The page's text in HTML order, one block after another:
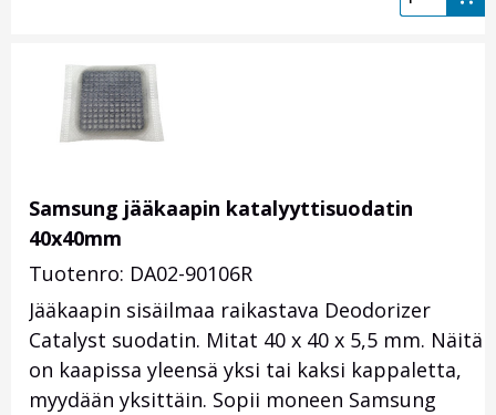
Samsung jääkaapin katalyyttisuodatin
40x40mm
Tuotenro: DA02-90106R
Jääkaapin sisäilmaa raikastava Deodorizer
Catalyst suodatin. Mitat 40 x 40 x 5,5 mm. Näitä
on kaapissa yleensä yksi tai kaksi kappaletta,
myydään yksittäin. Sopii moneen Samsung